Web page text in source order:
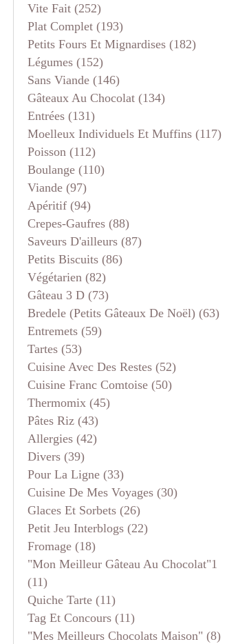
Vite Fait (252)
Plat Complet (193)
Petits Fours Et Mignardises (182)
Légumes (152)
Sans Viande (146)
Gâteaux Au Chocolat (134)
Entrées (131)
Moelleux Individuels Et Muffins (117)
Poisson (112)
Boulange (110)
Viande (97)
Apéritif (94)
Crepes-Gaufres (88)
Saveurs D'ailleurs (87)
Petits Biscuits (86)
Végétarien (82)
Gâteau 3 D (73)
Bredele (petits Gâteaux De Noël) (63)
Entremets (59)
Tartes (53)
Cuisine Avec Des Restes (52)
Cuisine Franc Comtoise (50)
Thermomix (45)
Pâtes Riz (43)
Allergies (42)
Divers (39)
Pour La Ligne (33)
Cuisine De Mes Voyages (30)
Glaces Et Sorbets (26)
Petit Jeu Interblogs (22)
Fromage (18)
"mon Meilleur Gâteau Au Chocolat"1
(11)
Quiche Tarte (11)
Tag Et Concours (11)
"mes Meilleurs Chocolats Maison" (8)